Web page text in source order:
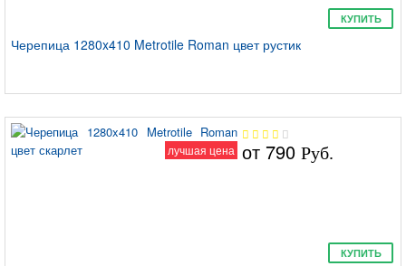
КУПИТЬ
Черепица 1280x410 Metrotile Roman цвет рустик
лучшая цена от 790 Руб.
КУПИТЬ